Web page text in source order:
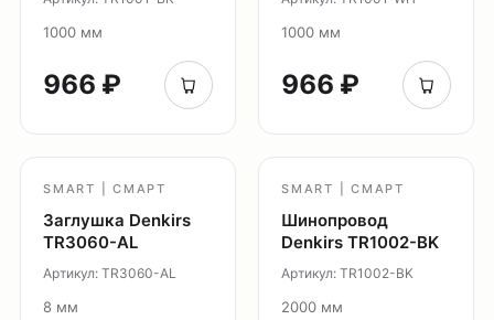
1000 мм
966 ₽
1000 мм
966 ₽
SMART | СМАРТ
Заглушка Denkirs
TR3060-AL
Артикул: TR3060-AL
8 мм
SMART | СМАРТ
Шинопровод
Denkirs TR1002-BK
Артикул: TR1002-BK
2000 мм